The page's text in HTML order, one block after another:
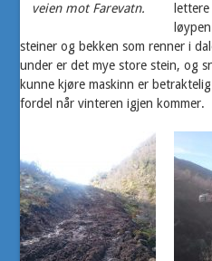
veien mot Farevatn.
steiner og bekken som renner i
under er det mye store stein, og
kunne kjøre maskinn er
fordel når vinteren igjen kommer.